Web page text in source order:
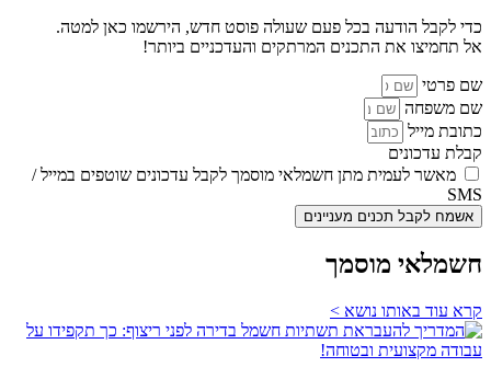
כדי לקבל הודעה בכל פעם שעולה פוסט חדש, הירשמו כאן למטה.
אל תחמיצו את התכנים המרתקים והעדכניים ביותר!
שם פרטי
שם משפחה
כתובת מייל
קבלת עדכונים
מאשר לעמית מתן חשמלאי מוסמך לקבל עדכונים שוטפים במייל /
SMS
אשמח לקבל תכנים מעניינים
חשמלאי מוסמך
קרא עוד באותו נושא >